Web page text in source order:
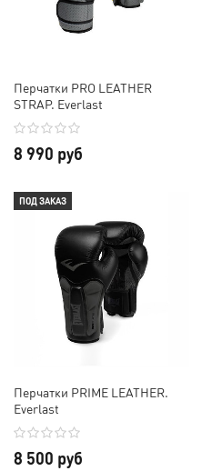
Перчатки PRO LEATHER
STRAP. Everlast
8 990 руб
ПОД ЗАКАЗ
Перчатки PRIME LEATHER.
Everlast
8 500 руб